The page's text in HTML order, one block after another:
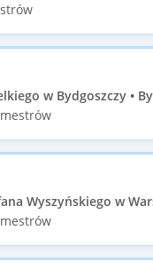
w Bydgoszczy •
Wyszyńskiego w